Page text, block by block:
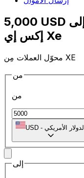
5,000 USD إلى DJF | حوِّل - إلى الدولار |
إكس إي Xe
محوّل العملات مِن XE
من
من
USD - الدولار الأمريكي
إلى